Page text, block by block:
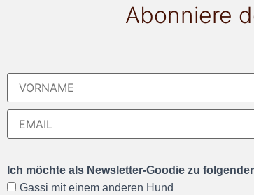
Abonniere
Ich möchte als Newsletter-Goodie zu
Gassi mit einem anderen Hund